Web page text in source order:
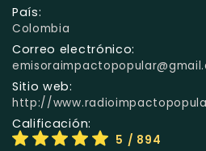
País:
Colombia
Correo electrónico:
Sitio web:
http://
Calificación:
5 / 894